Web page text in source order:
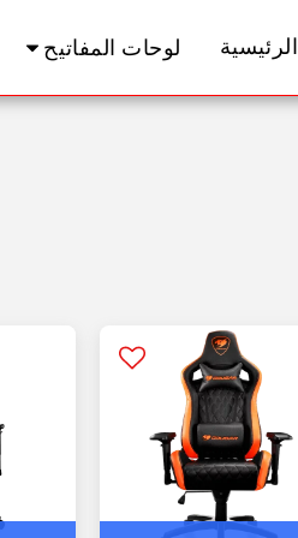
الرئيسية لوحات المفاتيح